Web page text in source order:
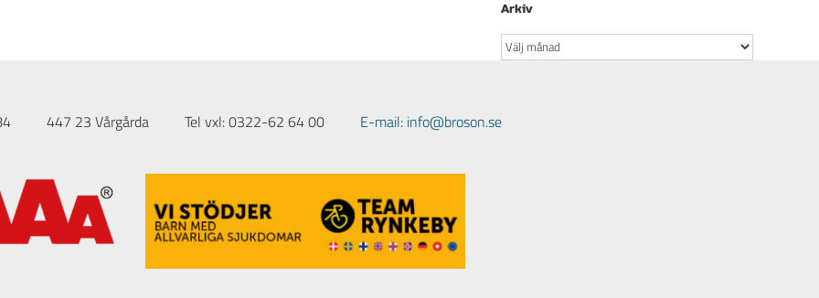
Arkiv
Arkiv
447 23 Vårgårda Tel vxl: 0322-62 64 00 E-mail: info@broson.se